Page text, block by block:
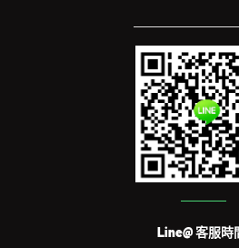
Line@ 客服時